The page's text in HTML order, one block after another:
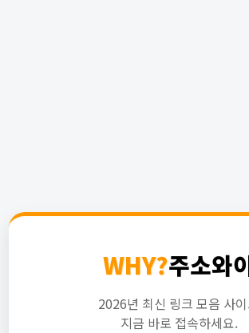
WHY?주소와
2026년 최신 링크 모음 사
지금 바로 접속하세요.